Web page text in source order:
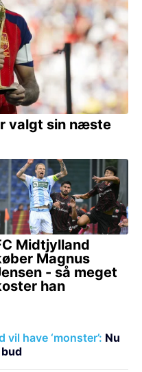
have ‘monster’: Nu